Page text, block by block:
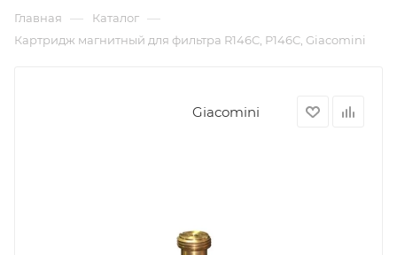
Главная — Каталог —
Картридж магнитный для фильтра R146C, P146C, Giacomini
Giacomini